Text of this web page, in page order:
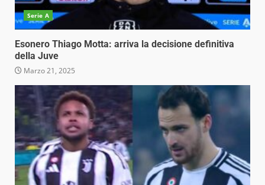
Serie A
Esonero Thiago Motta: arriva la decisione definitiva
della Juve
Marzo 21, 2025